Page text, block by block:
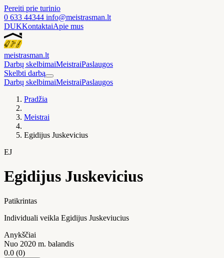
Pereiti prie turinio
0 633 44344 info@meistrasman.lt
DUKKontaktaiApie mus
meistrasman.lt
Darbų skelbimaiMeistraiPaslaugos
Skelbti darbą
Darbų skelbimaiMeistraiPaslaugos
Pradžia
Meistrai
Egidijus Juskevicius
EJ
Egidijus Juskevicius
Patikrintas
Individuali veikla Egidijus Juskeviucius
Anykščiai
Nuo 2020 m. balandis
0.0 (0)